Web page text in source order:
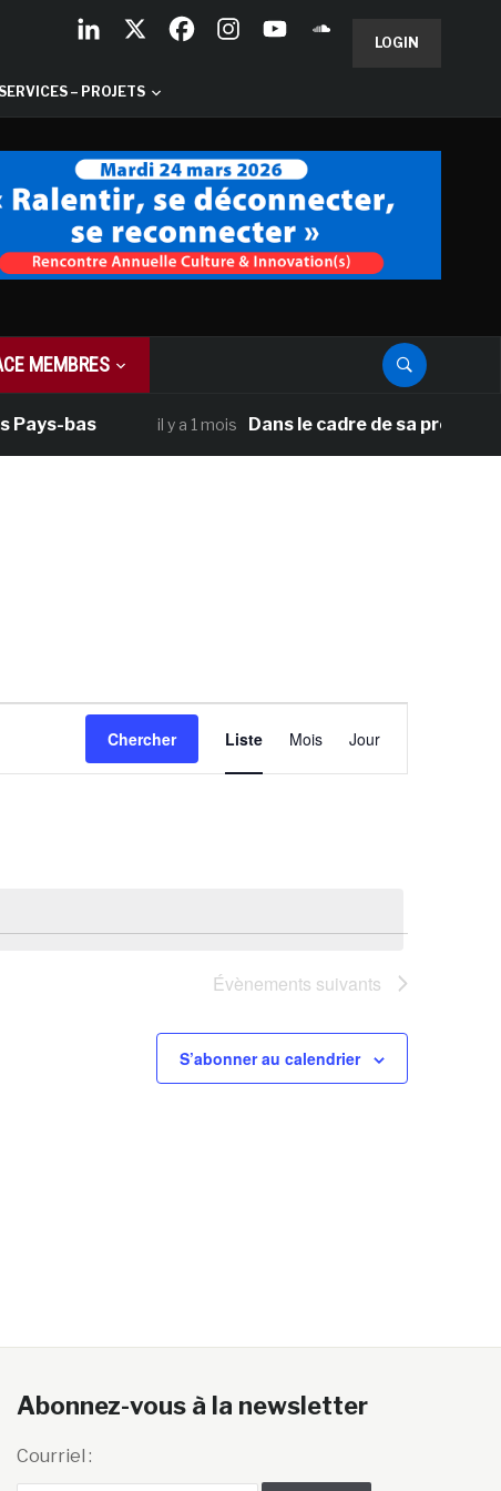
LOGIN
– PROJETS
MEMBRES
bas il y a 1 mois Dans le cadre de sa
Chercher
de
vues
Liste Mois Jour
Évènements suivants
S’abonner au calendrier
Abonnez-vous à la newsletter
Courriel :